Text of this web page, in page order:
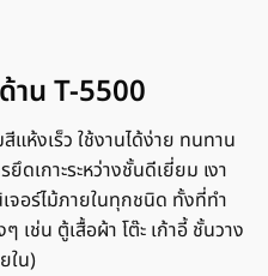
าน T-5500
ห้งเร็ว ใช้งานได้ง่าย ทนทาน
เกาะระหว่างชั้นดีเยี่ยม เงา
เจอร์ไม้ภายในทุกชนิด ทั้งที่ทำ
เช่น ตู้เสื้อผ้า โต๊ะ เก้าอี้ ชั้นวาง
ใน)